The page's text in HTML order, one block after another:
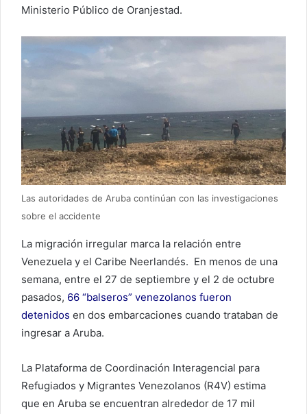
Ministerio Público de Oranjestad.
Las autoridades de Aruba continúan con las investigaciones
sobre el accidente
La migración irregular marca la relación entre
Venezuela y el Caribe Neerlandés. En menos de una
semana, entre el 27 de septiembre y el 2 de octubre
pasados, 66 “balseros” venezolanos fueron
detenidos en dos embarcaciones cuando trataban de
ingresar a Aruba.
La Plataforma de Coordinación Interagencial para
Refugiados y Migrantes Venezolanos (R4V) estima
que en Aruba se encuentran alrededor de 17 mil